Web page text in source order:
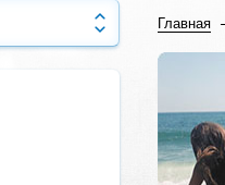
Главная